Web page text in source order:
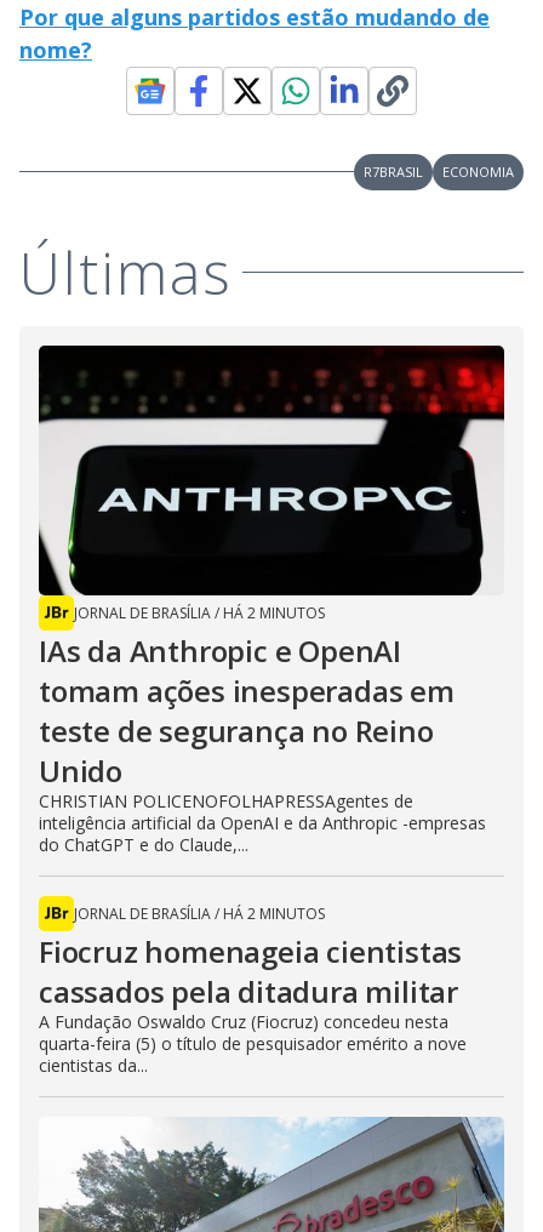
Por que alguns partidos estão mudando de
nome?
R7BRASIL ECONOMIA
Últimas
JORNAL DE BRASÍLIA/ HÁ 2 MINUTOS
IAs da Anthropic e OpenAI
tomam ações inesperadas em
teste de segurança no Reino
Unido
CHRISTIAN POLICENOFOLHAPRESSAgentes de
inteligência artificial da OpenAI e da Anthropic -empresas
do ChatGPT e do Claude,...
JORNAL DE BRASÍLIA/ HÁ 2 MINUTOS
Fiocruz homenageia cientistas
cassados pela ditadura militar
A Fundação Oswaldo Cruz (Fiocruz) concedeu nesta
quarta-feira (5) o título de pesquisador emérito a nove
cientistas da...